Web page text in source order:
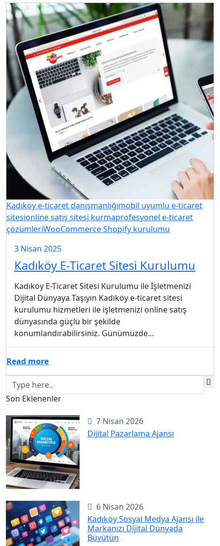
Kadıköy e-ticaret danışmanlığımobil uyumlu e-ticaret
sitesionline satış sitesi kurmaprofesyonel e-ticaret
çözümleriWooCommerce Shopify kurulumu
3 Nisan 2025
Kadıköy E-Ticaret Sitesi Kurulumu
Kadıköy E-Ticaret Sitesi Kurulumu ile İşletmenizi
Dijital Dünyaya Taşıyın Kadıköy e-ticaret sitesi
kurulumu hizmetleri ile işletmenizi online satış
dünyasında güçlü bir şekilde
konumlandırabilirsiniz. Günümüzde...
Read more
Son Eklenenler
7 Nisan 2026
Dijital Pazarlama Ajansı
6 Nisan 2026
Kadıköy Sosyal Medya Ajansı ile
Markanızı Dijital Dünyada
Büyütün